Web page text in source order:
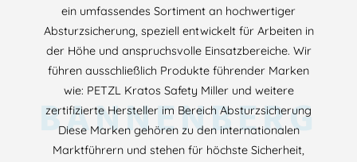
ein umfassendes Sortiment an hochwertiger
Absturzsicherung, speziell entwickelt für Arbeiten in
der Höhe und anspruchsvolle Einsatzbereiche. Wir
führen ausschließlich Produkte führender Marken
wie: PETZL Kratos Safety Miller und weitere
zertifizierte Hersteller im Bereich Absturzsicherung
Diese Marken gehören zu den internationalen
Marktführern und stehen für höchste Sicherheit,
BANNENBERG